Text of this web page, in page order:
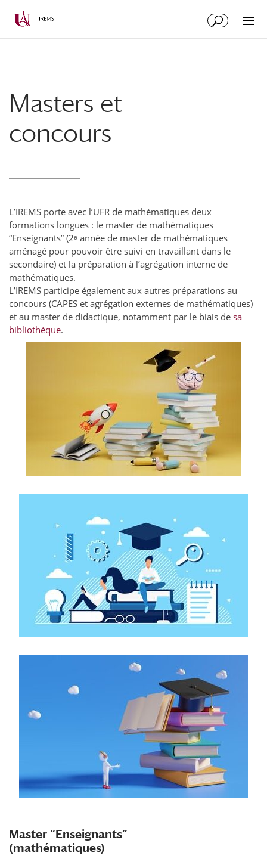
Masters et
concours
L’IREMS porte avec l’UFR de mathématiques deux
formations longues : le master de mathématiques
“Enseignants” (2ᵉ année de master de mathématiques
aménagé pour pouvoir être suivi en travaillant dans le
secondaire) et la préparation à l’agrégation interne de
mathématiques.
L’IREMS participe également aux autres préparations au
concours (CAPES et agrégation externes de mathématiques)
et au master de didactique, notamment par le biais de sa
bibliothèque.
Master “Enseignants”
(mathématiques)